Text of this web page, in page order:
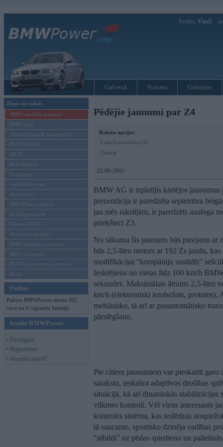
Sveiks, Viesi!
Galvenā Forums Galerijas
Ziņas un raksti
BMW modeļu jaunumi
BMW testi
Tehnoloģijas & sasniegumi
BMW Latvijā
MINI
Rolls-Royce
Pasākumi
Vadāmības tests
Autosports
BMWPower aktuāli
Reklāmas raksti
Mēneša BMW
Sērijveida tūnings
BMW pasaules jaunumi
BMW koncepti
BMW konkurentu jaunumi
Moto
Online
Pašreiz BMWPower skatās 362
viesi un 0 reģistrēti lietotāji.
Ienākt BMWPower
• Pieslēgties
• Reģistrēties
• Aizmirsi paroli?
Pēdējie jaunumi par Z4
Raksta opcijas
Lasīt komentārus (4)
Drukāt
22-09-2002
BMW AG ir izplatījis kārtējos
prezentācija ir paredzēta septembra
jau mēs rakstījām, ir paredzēts analoga
priekšteci Z3.
No sākuma šis jaunums būs pieejams
būs 2,5-litru motors ar 192 Zs jaudu,
modifikācijai “kompāniju sastādīs”
Ieskrējiens no vietas līdz 100 km/h
sekundes. Maksimālais ātrums 2,5-litru
km/h (elektroniski ierobežots, protams).
mehānisko, tā arī ar pusautomātisko
pārslēgšanu.
Pie citiem jaunumiem var pieskaitīt garo
sarakstu, ieskaitot adaptīvos drošības
situācijā, kā arī dinamiskās
vilkmes kontroli. Vēl viens interesants
kontroles sistēma, kas ieslēdzas
tā saucamo, sportisko dzinēja vadības
“atbildi” uz pēdas spiedienu un